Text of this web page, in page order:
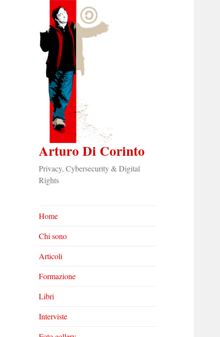
Arturo Di Corinto
Privacy, Cybersecurity & Digital
Rights
Home
Chi sono
Articoli
Formazione
Libri
Interviste